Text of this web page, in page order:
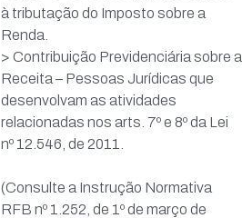
à tributação do Imposto sobre a
Renda.
> Contribuição Previdenciária sobre a
Receita – Pessoas Jurídicas que
desenvolvam as atividades
relacionadas nos arts. 7º e 8º da Lei
nº 12.546, de 2011.
(Consulte a Instrução Normativa
RFB nº 1.252, de 1º de março de